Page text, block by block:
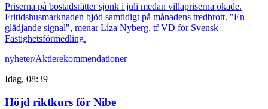
Priserna på bostadsrätter sjönk i juli medan villapriserna ökade.
Fritidshusmarknaden bjöd samtidigt på månadens tredbrott. "En
glädjande signal", menar Liza Nyberg, tf VD för Svensk
Fastighetsförmedling.
nyheter/Aktierekommendationer
Idag, 08:39
Höjd riktkurs för Nibe